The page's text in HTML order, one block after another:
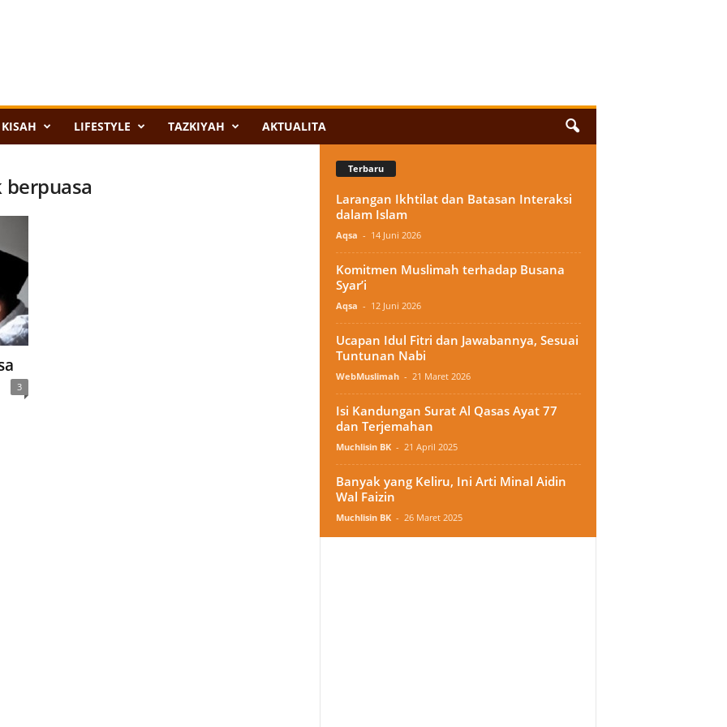
KISAH LIFESTYLE TAZKIYAH AKTUALITA
3
Terbaru
Larangan Ikhtilat dan Batasan Interaksi
dalam Islam
Aqsa - 14 Juni 2026
Komitmen Muslimah terhadap Busana
Syar’i
Aqsa - 12 Juni 2026
Ucapan Idul Fitri dan Jawabannya, Sesuai
Tuntunan Nabi
WebMuslimah - 21 Maret 2026
Isi Kandungan Surat Al Qasas Ayat 77
dan Terjemahan
Muchlisin BK - 21 April 2025
Banyak yang Keliru, Ini Arti Minal Aidin
Wal Faizin
Muchlisin BK - 26 Maret 2025